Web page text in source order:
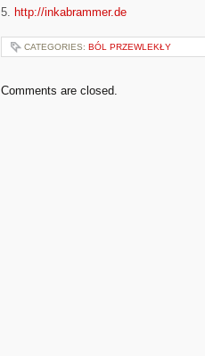
5. http://inkabrammer.de
CATEGORIES: BÓL PRZEWLEKŁY
Comments are closed.